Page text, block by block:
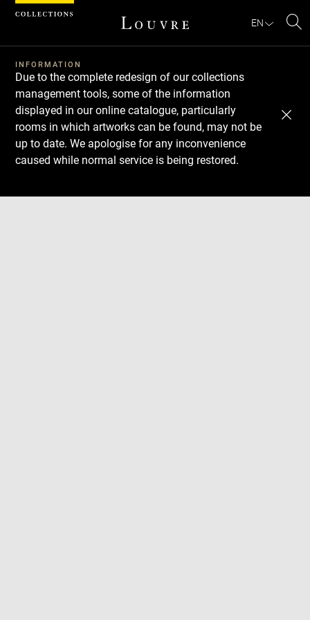
EN
INFORMATION
Due to the complete redesign of our collections
management tools, some of the information
displayed in our online catalogue, particularly
rooms in which artworks can be found, may not be
up to date. We apologise for any inconvenience
caused while normal service is being restored.
Download
Next
Previous
Cookies management panel